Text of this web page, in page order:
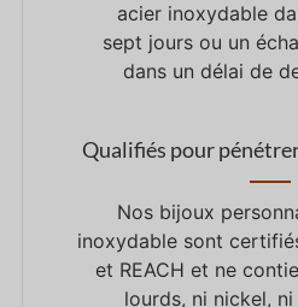
acier inoxydable
sept jours ou un
dans un délai de
Qualifiés pour
Nos bijoux
inoxydable sont
et REACH et ne
lourds, ni nickel,